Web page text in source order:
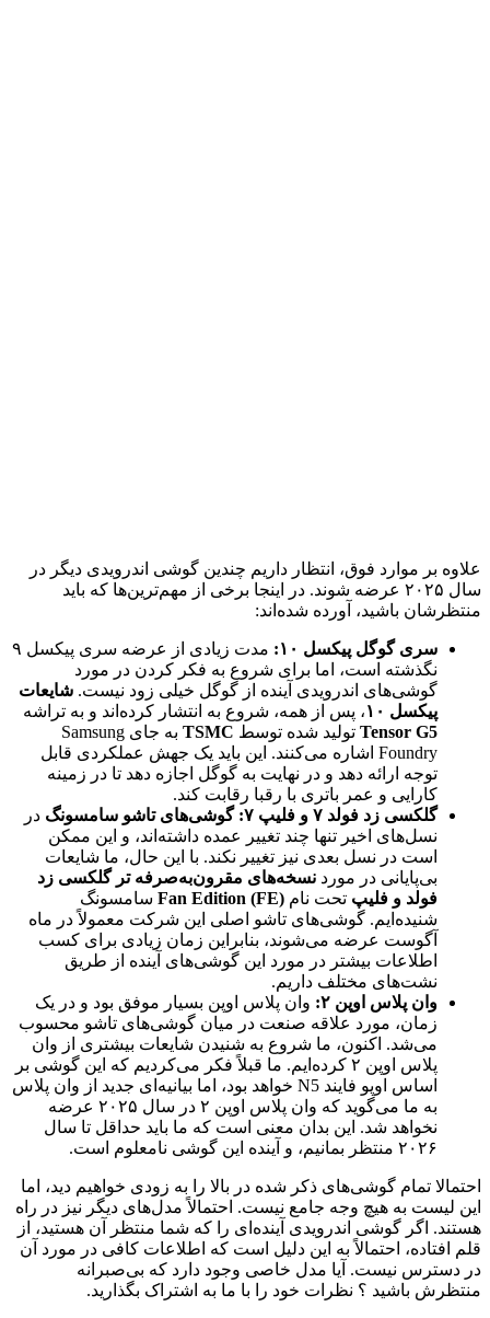
علاوه بر موارد فوق، انتظار داریم چندین گوشی اندرویدی دیگر در
سال ۲۰۲۵ عرضه شوند. در اینجا برخی از مهم‌ترین‌ها که باید
منتظرشان باشید، آورده شده‌اند:
سری گوگل پیکسل ۱۰:
مدت زیادی از عرضه سری پیکسل ۹
نگذشته است، اما برای شروع به فکر کردن در مورد
گوشی‌های اندرویدی آینده از گوگل خیلی زود نیست. شایعات
پیکسل ۱۰
، پس از همه، شروع به انتشار کرده‌اند و به تراشه
Tensor G5 تولید شده توسط TSMC
به جای Samsung
Foundry اشاره می‌کنند. این باید یک جهش عملکردی قابل
توجه ارائه دهد و در نهایت به گوگل اجازه دهد تا در زمینه
کارایی و عمر باتری با رقبا رقابت کند.
گلکسی زد فولد ۷ و فلیپ ۷:
گوشی‌های تاشو سامسونگ در
نسل‌های اخیر تنها چند تغییر عمده داشته‌اند، و این ممکن
است در نسل بعدی نیز تغییر نکند. با این حال، ما شایعات
بی‌پایانی در مورد نسخه‌های مقرون‌به‌صرفه تر گلکسی زد
فولد و فلیپ تحت نام Fan Edition (FE) سامسونگ
شنیده‌ایم. گوشی‌های تاشو اصلی این شرکت معمولاً در ماه
آگوست عرضه می‌شوند، بنابراین زمان زیادی برای کسب
اطلاعات بیشتر در مورد این گوشی‌های آینده از طریق
نشت‌های مختلف داریم.
وان پلاس اوپن ۲:
وان پلاس اوپن بسیار موفق بود و در یک
زمان، مورد علاقه صنعت در میان گوشی‌های تاشو محسوب
می‌شد. اکنون، ما شروع به شنیدن شایعات بیشتری از وان
پلاس اوپن ۲ کرده‌ایم. ما قبلاً فکر می‌کردیم که این گوشی بر
اساس اوپو فایند N5 خواهد بود، اما بیانیه‌ای جدید از وان پلاس
به ما می‌گوید که وان پلاس اوپن ۲ در سال ۲۰۲۵ عرضه
نخواهد شد. این بدان معنی است که ما باید حداقل تا سال
۲۰۲۶ منتظر بمانیم، و آینده این گوشی نامعلوم است.
احتمالا تمام گوشی‌های ذکر شده در بالا را به زودی خواهیم دید، اما
این لیست به هیچ وجه جامع نیست. احتمالاً مدل‌های دیگر نیز در راه
هستند. اگر گوشی اندرویدی آینده‌ای را که شما منتظر آن هستید، از
قلم افتاده، احتمالاً به این دلیل است که اطلاعات کافی در مورد آن
در دسترس نیست. آیا مدل خاصی وجود دارد که بی‌صبرانه
منتظرش باشید ؟ نظرات خود را با ما به اشتراک بگذارید.